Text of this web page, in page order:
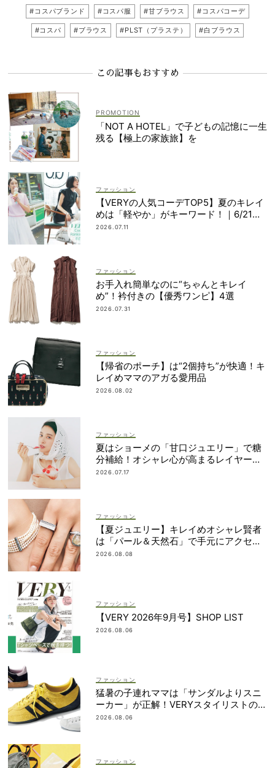
#コスパブランド #コスパ服 #甘ブラウス #コスパコーデ
#コスパ #ブラウス #PLST（プラステ） #白ブラウス
この記事もおすすめ
「NOT A HOTEL」で子どもの記憶に一生
残る【極上の家族旅】を
ファッション
【VERYの人気コーデTOP5】夏のキレイ
めは「軽やか」がキーワード！｜6/21〜
30
2026.07.11
ファッション
お手入れ簡単なのに“ちゃんとキレイ
め”！衿付きの【優秀ワンピ】4選
2026.07.31
ファッション
【帰省のポーチ】は“2個持ち”が快適！キ
レイめママのアガる愛用品
2026.08.02
ファッション
夏はショーメの「甘口ジュエリー」で糖
分補給！オシャレ心が高まるレイヤード
術
2026.07.17
ファッション
【夏ジュエリー】キレイめオシャレ賢者
は「パール＆天然石」で手元にアクセン
ト！
2026.08.08
ファッション
【VERY 2026年9月号】SHOP LIST
2026.08.06
ファッション
猛暑の子連れママは「サンダルよりスニ
ーカー」が正解！VERYスタイリストの愛
用品5選
2026.08.06
ファッション